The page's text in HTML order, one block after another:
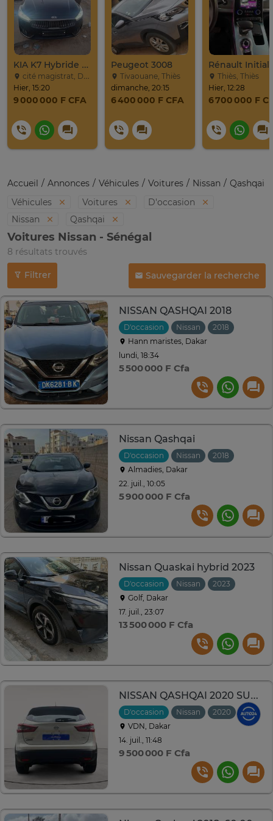
KIA K7 Hybride Full 2017
cité magistrat, Dakar
Hier, 15:20
9 000 000 F CFA
Peugeot 3008
Tivaouane, Thiès
dimanche, 20:15
6 400 000 F CFA
Thiès, Thiès
Hier, 12:28
6 700 000 F
Accueil Annonces Véhicules Voitures Nissan
Qashqai
Véhicules
Voitures
D'occasion
Nissan
Qashqai
Voitures Nissan - Sénégal
8 résultats trouvés
Filtrer Sauvegarder la recherche
NISSAN QASHQAI 2018
D'occasion Nissan
2018
Hann maristes, Dakar
lundi, 18:34
5 500 000 F Cfa
Nissan Qashqai
D'occasion Nissan 2018
Almadies, Dakar
22. juil., 10:05
5 900 000 F Cfa
Nissan Quaskai hybrid 2023
D'occasion Nissan 2023
Golf, Dakar
17. juil., 23:07
13 500 000 F Cfa
NISSAN QASHQAI 2020 SUV ELEGANT à SAISIR
D'occasion Nissan 2020
VDN, Dakar
14. juil., 11:48
9 500 000 F Cfa